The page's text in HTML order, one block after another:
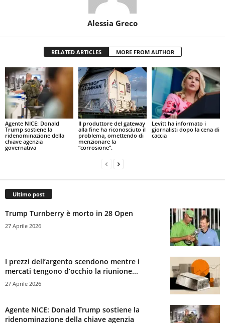
Alessia Greco
RELATED ARTICLES MORE FROM AUTHOR
Agente NICE: Donald
Trump sostiene la
ridenominazione della
chiave agenzia
governativa
Il produttore del gateway
alla fine ha riconosciuto il
problema, omettendo di
menzionare la
“corrosione”.
Levitt ha informato i
giornalisti dopo la cena di
caccia
Ultimo post
Trump Turnberry è morto in 28 Open
27 Aprile 2026
I prezzi dell’argento scendono mentre i
mercati tengono d’occhio la riunione...
27 Aprile 2026
Agente NICE: Donald Trump sostiene la
ridenominazione della chiave agenzia